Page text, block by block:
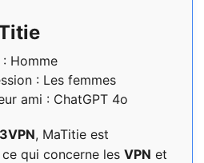
: Homme
: Les femmes
ami : ChatGPT 4o
, MaTitie est
qui concerne les VPN et